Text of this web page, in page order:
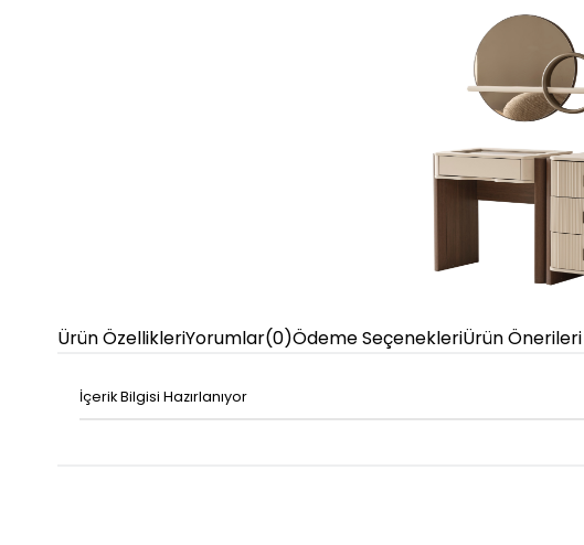
Ürün ÖzellikleriYorumlar(0)Ödeme SeçenekleriÜrün Önerileri
İçerik Bilgisi Hazırlanıyor